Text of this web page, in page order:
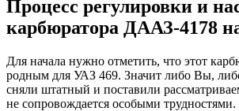
Процесс регулировки и
карбюратора ДААЗ-4178
Для начала нужно отметить, что этот
родным для УАЗ 469. Значит либо Вы,
сняли штатный и поставили
не сопровождается особыми трудностями.